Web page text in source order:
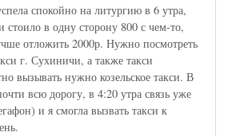
спокойно на литургию в 6 утра,
стоило в одну сторону 800 с чем-то,
отложить 2000р. Нужно посмотреть
г. Сухиничи, а также такси
вызывать нужно козельское такси. В
всю дорогу, в 4:20 утра связь уже
и я смогла вызвать такси к